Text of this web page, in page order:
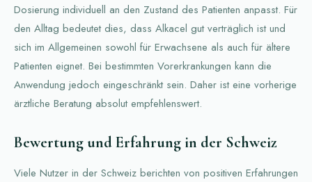
Dosierung individuell an den Zustand des Patienten anpasst. Für
den Alltag bedeutet dies, dass Alkacel gut verträglich ist und
sich im Allgemeinen sowohl für Erwachsene als auch für ältere
Patienten eignet. Bei bestimmten Vorerkrankungen kann die
Anwendung jedoch eingeschränkt sein. Daher ist eine vorherige
ärztliche Beratung absolut empfehlenswert.
Bewertung und Erfahrung in der Schweiz
Viele Nutzer in der Schweiz berichten von positiven Erfahrungen